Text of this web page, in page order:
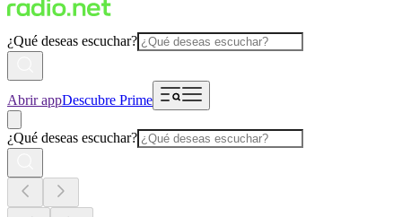
¿Qué deseas escuchar?
Abrir appDescubre Prime
¿Qué deseas escuchar?